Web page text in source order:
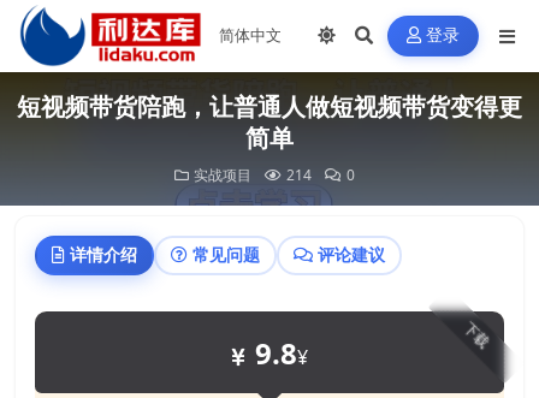
登录
短视频带货陪跑，让普通人做短视频带货变得更
简单
实战项目 214 0
详情介绍 常见问题 评论建议
下载
9.8¥